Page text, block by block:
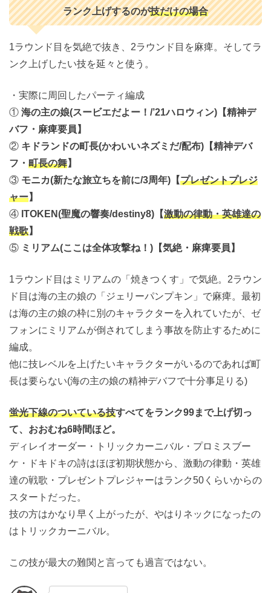
ランク上げするのが技だけの場合
1ラウンド目を気絶で抜き、2ラウンド目を麻痺。そしてラ
ンク上げしたい技を延々と使う。
・実際に周回したパーティ編成
① 海の主の娘(スービエだよー！/’21ハロウィン)【精神デ
バフ・麻痺要員】
② キドランドの町長(かわいいネズミだ/配布)【精神デバ
フ・ 町長の舞】
③ モニカ(新たな旅立ちを前に/3周年)【プレゼントプレジ
ャー】
④ ITOKEN(聖魔の響奏/destiny8)【激動の律動・英雄達の
戦歌】
⑤ ミリアム(ここは全体攻撃ね！)【気絶・麻痺要員】
1ラウンド目はミリアムの「焼きつくす」で気絶。2ラウン
ド目は海の主の娘の「ジェリーパンプキン」で麻痺。最初
は海の主の娘の枠に別のキャラクターを入れていたが、ゼ
フォンにミリアムが倒されてしまう事故を防止するために
編成。
他に技レベルを上げたいキャラクターがいるのであれば町
長は要らない(海の主の娘の精神デバフで十分事足りる)
蛍光下線のついている技すべてをランク99まで上げ切っ
て、おおむね6時間ほど。
ディレイオーダー・トリックカーニバル・プロミスブー
ケ・ドキドキの詩はほぼ初期状態から、激動の律動・英雄
達の戦歌・プレゼントプレジャーはランク50くらいからの
スタートだった。
技の方はかなり早く上がったが、やはりネックになったの
はトリックカーニバル。
この技が最大の難関と言っても過言ではない。